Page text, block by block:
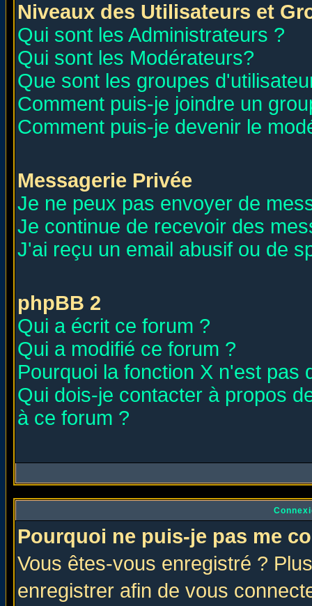
Niveaux des Utilisateurs et
Qui sont les Administrateurs ?
Qui sont les Modérateurs?
Que sont les groupes
Comment puis-je joindre un
Comment puis-je devenir le
Messagerie Privée
Je ne peux pas envoyer de
Je continue de recevoir des
J'ai reçu un email abusif ou de
phpBB 2
Qui a écrit ce forum ?
Qui a modifié ce forum ?
Pourquoi la fonction X n'est pas
Qui dois-je contacter à propos
à ce forum ?
Pourquoi ne puis-je pas me
Vous êtes-vous enregistré ?
enregistrer afin de vous